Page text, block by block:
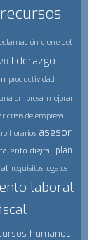
recursos
cierre del
liderazgo
productividad
empresa mejorar
crisis de empresa
horarios asesor
talento digital plan
requisitos legales
laboral
humanos